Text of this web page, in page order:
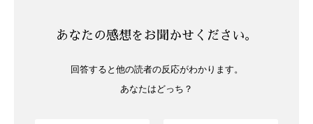
あなたの感想をお聞かせください。
回答すると他の読者の反応がわかります。
あなたはどっち？